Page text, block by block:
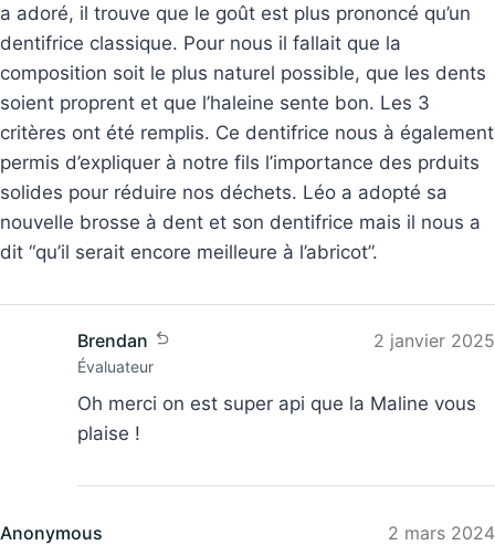
a adoré, il trouve que le goût est plus prononcé qu’un
dentifrice classique. Pour nous il fallait que la
composition soit le plus naturel possible, que les dents
soient proprent et que l’haleine sente bon. Les 3
critères ont été remplis. Ce dentifrice nous à également
permis d’expliquer à notre fils l’importance des prduits
solides pour réduire nos déchets. Léo a adopté sa
nouvelle brosse à dent et son dentifrice mais il nous a
dit “qu’il serait encore meilleure à l’abricot”.
Brendan
Évaluateur
2 janvier 2025
Oh merci on est super api que la Maline vous
plaise !
Anonymous 2 mars 2024